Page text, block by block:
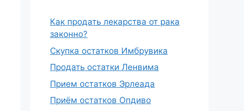
Как продать лекарства от рака
законно?
Скупка остатков Имбрувика
Продать остатки Ленвима
Прием остатков Эрлеада
Приём остатков Опдиво